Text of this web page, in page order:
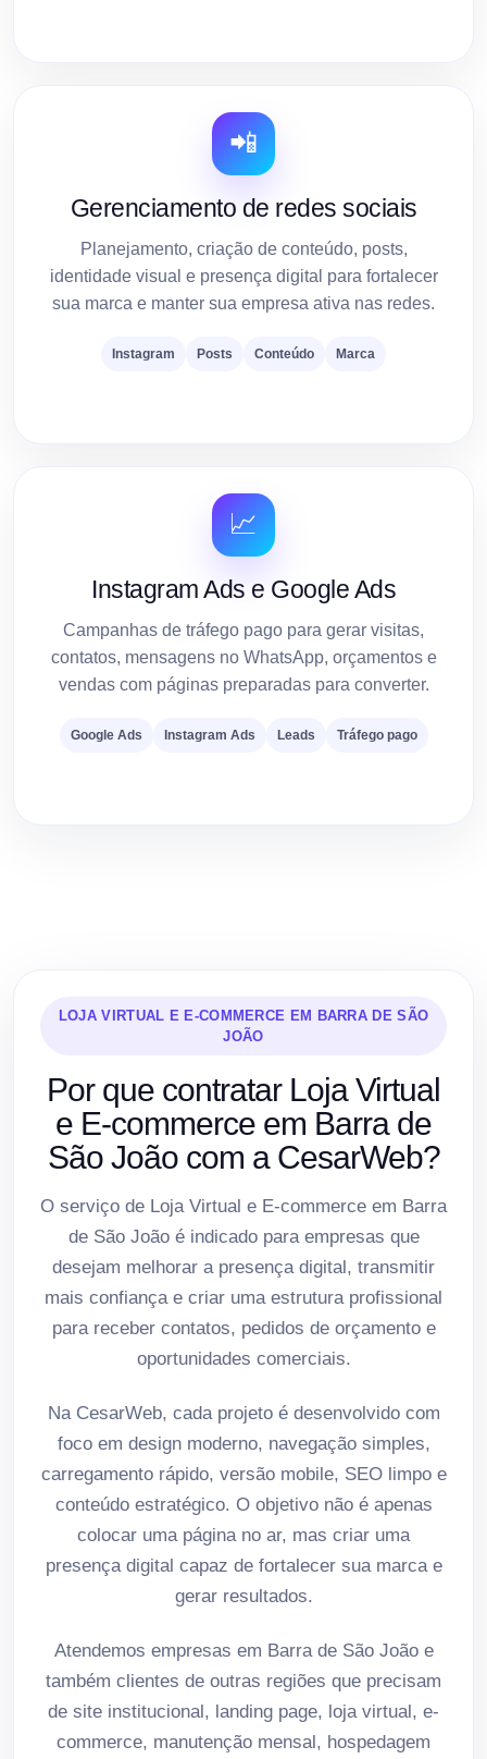
📲
Gerenciamento de redes sociais
Planejamento, criação de conteúdo, posts,
identidade visual e presença digital para fortalecer
sua marca e manter sua empresa ativa nas redes.
Instagram Posts Conteúdo Marca
📈
Instagram Ads e Google Ads
Campanhas de tráfego pago para gerar visitas,
contatos, mensagens no WhatsApp, orçamentos e
vendas com páginas preparadas para converter.
Google Ads Instagram Ads Leads Tráfego pago
LOJA VIRTUAL E E-COMMERCE EM BARRA DE SÃO
JOÃO
Por que contratar Loja Virtual
e E-commerce em Barra de
São João com a CesarWeb?
O serviço de Loja Virtual e E-commerce em Barra
de São João é indicado para empresas que
desejam melhorar a presença digital, transmitir
mais confiança e criar uma estrutura profissional
para receber contatos, pedidos de orçamento e
oportunidades comerciais.
Na CesarWeb, cada projeto é desenvolvido com
foco em design moderno, navegação simples,
carregamento rápido, versão mobile, SEO limpo e
conteúdo estratégico. O objetivo não é apenas
colocar uma página no ar, mas criar uma
presença digital capaz de fortalecer sua marca e
gerar resultados.
Atendemos empresas em Barra de São João e
também clientes de outras regiões que precisam
de site institucional, landing page, loja virtual, e-
commerce, manutenção mensal, hospedagem